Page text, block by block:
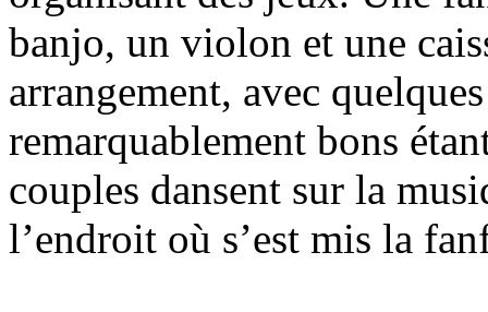
banjo, un violon et une
arrangement, avec
remarquablement bons
couples dansent sur la
l’endroit où s’est mis la